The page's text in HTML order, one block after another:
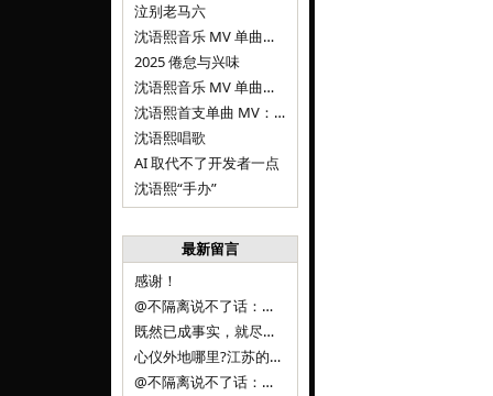
泣别老马六
沈语熙音乐 MV 单曲第三弹：代码与白T恤
2025 倦怠与兴味
沈语熙音乐 MV 单曲第二弹：优雅时间
沈语熙首支单曲 MV：告别的倒影
沈语熙唱歌
AI 取代不了开发者一点
沈语熙“手办”
最新留言
感谢！
@不隔离说不了话：浙江的
既然已成事实，就尽量接受了。 事情未能如愿已是不幸，没必要为此反复纠结来进行不必要的自我惩罚。 之前问过家里的小朋友是否想学编
心仪外地哪里?江苏的？顺其自然，全面发展才是。
@不隔离说不了话：确实，一晃三年。